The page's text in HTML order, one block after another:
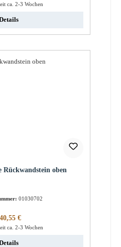
ca. 2-3 Wochen
oben
01030702
Preis:
€
ca. 2-3 Wochen